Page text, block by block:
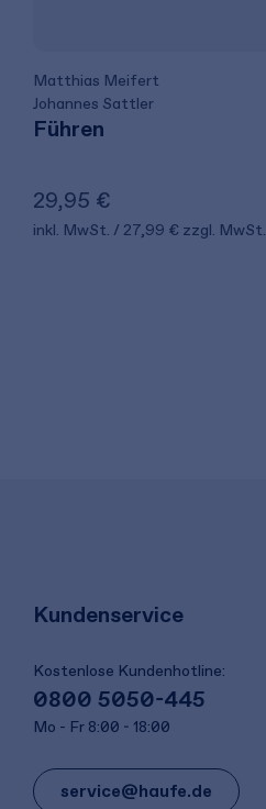
Matthias Meifert
Johannes Sattler
Führen
29,95 €
inkl. MwSt. 27,99 € zzgl. MwSt.
Kundenservice
Kostenlose Kundenhotline:
0800 5050-445
Mo - Fr 8:00 - 18:00
service@haufe.de